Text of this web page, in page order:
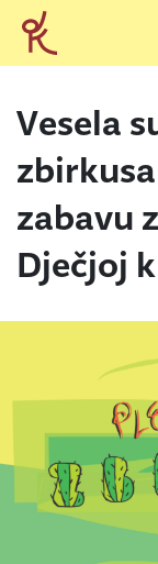
Vesela
zabavu
Dječjoj